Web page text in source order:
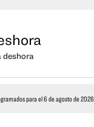
deshora
para el 6 de agosto de